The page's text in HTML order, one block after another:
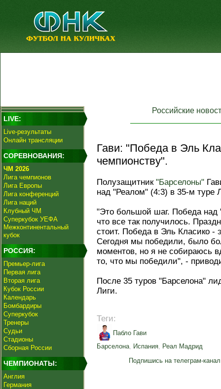
LIVE:
Live-результаты
Онлайн трансляции
СОРЕВНОВАНИЯ:
ЧМ 2026
Лига чемпионов
Лига Европы
Лига конференций
Лига наций
Клубный ЧМ
Суперкубок УЕФА
Межконтинентальный
кубок
РОССИЯ:
Премьер-лига
Первая лига
Вторая лига
Кубок России
Календарь
Бомбардиры
Суперкубок
Тренеры
Судьи
Стадионы
Сборная России
ЧЕМПИОНАТЫ:
Англия
Германия
Российские
Гави: "Победа в Эль
чемпионству".
Полузащитник "Барселоны"
над "Реалом" (4:3) в 35-м туре
"Это большой шаг. Победа
что все так получилось.
стоит. Победа в Эль Класико -
Сегодня мы победили, было
моментов, но я не собираюсь
то, что мы победили", -
После 35 туров "Барселона"
Лиги.
Теги:
Пабло Гави
Барселона, Испания, Реал Мадрид
Подпишись на телеграм-